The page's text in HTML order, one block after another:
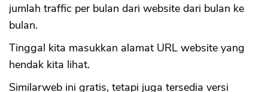
jumlah traffic per bulan dari website dari bulan ke
bulan.
Tinggal kita masukkan alamat URL website yang
hendak kita lihat.
Similarweb ini gratis, tetapi juga tersedia versi